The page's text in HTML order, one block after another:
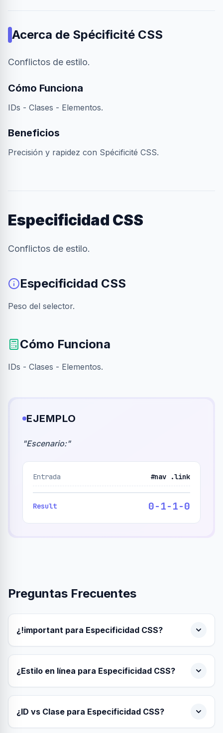
Acerca de Spécificité CSS
Conflictos de estilo.
Cómo Funciona
IDs - Clases - Elementos.
Beneficios
Precisión y rapidez con Spécificité CSS.
Especificidad CSS
Conflictos de estilo.
Especificidad CSS
Peso del selector.
Cómo Funciona
IDs - Clases - Elementos.
EJEMPLO
"Escenario:"
Entrada #nav .link
Result 0-1-1-0
Preguntas Frecuentes
¿!important para Especificidad CSS?
¿Estilo en línea para Especificidad CSS?
¿ID vs Clase para Especificidad CSS?